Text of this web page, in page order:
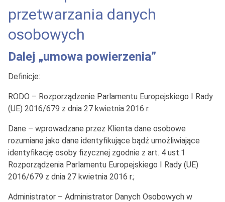
przetwarzania danych
osobowych
Dalej „umowa powierzenia”
Definicje:
RODO – Rozporządzenie Parlamentu Europejskiego I Rady
(UE) 2016/679 z dnia 27 kwietnia 2016 r.
Dane – wprowadzane przez Klienta dane osobowe
rozumiane jako dane identyfikujące bądź umożliwiające
identyfikację osoby fizycznej zgodnie z art. 4 ust.1
Rozporządzenia Parlamentu Europejskiego I Rady (UE)
2016/679 z dnia 27 kwietnia 2016 r.;
Administrator – Administrator Danych Osobowych w